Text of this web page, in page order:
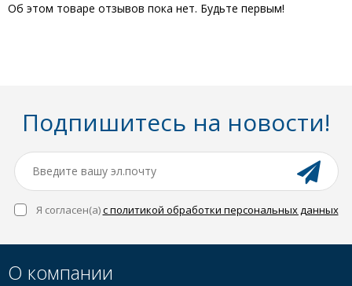
Об этом товаре отзывов пока нет. Будьте первым!
Подпишитесь на новости!
Я согласен(a)с политикой обработки персональных данных
О компании